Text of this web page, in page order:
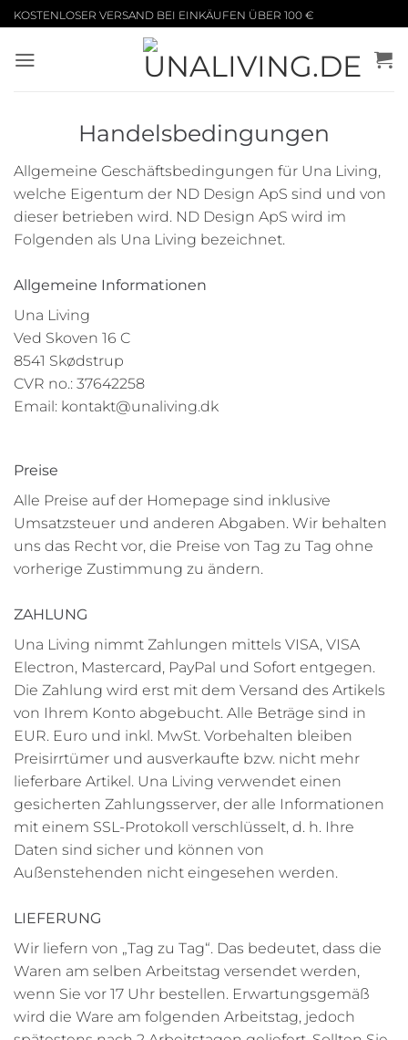
Zum
Inhalt
springen
KOSTENLOSER VERSAND BEI EINKÄUFEN ÜBER 100 €
Handelsbedingungen
Allgemeine Geschäftsbedingungen für Una Living,
welche Eigentum der ND Design ApS sind und von
dieser betrieben wird. ND Design ApS wird im
Folgenden als Una Living bezeichnet.
Allgemeine Informationen
Una Living
Ved Skoven 16 C
8541 Skødstrup
CVR no.: 37642258
Email: kontakt@unaliving.dk
Preise
Alle Preise auf der Homepage sind inklusive
Umsatzsteuer und anderen Abgaben. Wir behalten
uns das Recht vor, die Preise von Tag zu Tag ohne
vorherige Zustimmung zu ändern.
ZAHLUNG
Una Living nimmt Zahlungen mittels VISA, VISA
Electron, Mastercard, PayPal und Sofort entgegen.
Die Zahlung wird erst mit dem Versand des Artikels
von Ihrem Konto abgebucht. Alle Beträge sind in
EUR. Euro und inkl. MwSt. Vorbehalten bleiben
Preisirrtümer und ausverkaufte bzw. nicht mehr
lieferbare Artikel. Una Living verwendet einen
gesicherten Zahlungsserver, der alle Informationen
mit einem SSL-Protokoll verschlüsselt, d. h. Ihre
Daten sind sicher und können von
Außenstehenden nicht eingesehen werden.
LIEFERUNG
Wir liefern von „Tag zu Tag“. Das bedeutet, dass die
Waren am selben Arbeitstag versendet werden,
wenn Sie vor 17 Uhr bestellen. Erwartungsgemäß
wird die Ware am folgenden Arbeitstag, jedoch